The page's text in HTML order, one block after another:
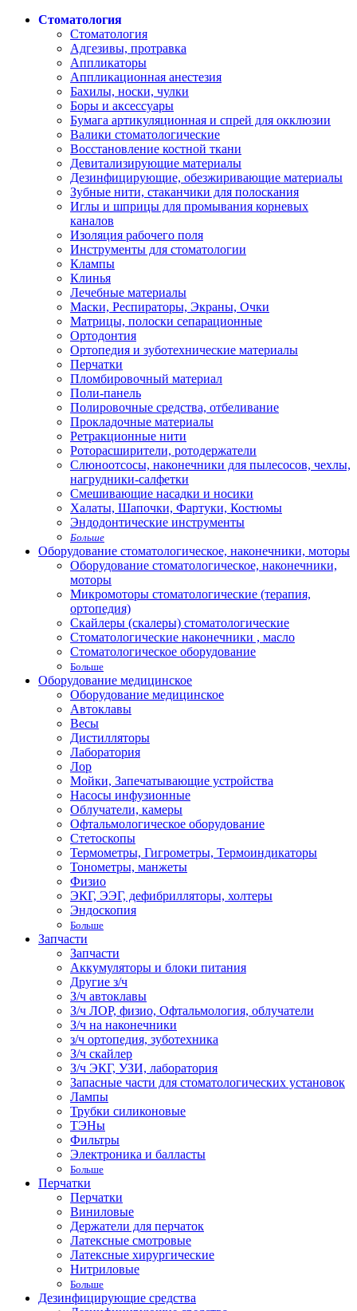
Стоматология
Стоматология
Адгезивы, протравка
Аппликаторы
Аппликационная анестезия
Бахилы, носки, чулки
Боры и аксессуары
Бумага артикуляционная и спрей для окклюзии
Валики стоматологические
Восстановление костной ткани
Девитализирующие материалы
Дезинфицирующие, обезжиривающие материалы
Зубные нити, стаканчики для полоскания
Иглы и шприцы для промывания корневых
каналов
Изоляция рабочего поля
Инструменты для стоматологии
Клампы
Клинья
Лечебные материалы
Маски, Респираторы, Экраны, Очки
Матрицы, полоски сепарационные
Ортодонтия
Ортопедия и зуботехнические материалы
Перчатки
Пломбировочный материал
Поли-панель
Полировочные средства, отбеливание
Прокладочные материалы
Ретракционные нити
Роторасширители, ротодержатели
Слюноотсосы, наконечники для пылесосов, чехлы,
нагрудники-салфетки
Смешивающие насадки и носики
Халаты, Шапочки, Фартуки, Костюмы
Эндодонтические инструменты
Больше
Оборудование стоматологическое, наконечники, моторы
Оборудование стоматологическое, наконечники,
моторы
Микромоторы стоматологические (терапия,
ортопедия)
Скайлеры (скалеры) стоматологические
Стоматологические наконечники , масло
Стоматологическое оборудование
Больше
Оборудование медицинское
Оборудование медицинское
Автоклавы
Весы
Дистилляторы
Лаборатория
Лор
Мойки, Запечатывающие устройства
Насосы инфузионные
Облучатели, камеры
Офтальмологическое оборудование
Стетоскопы
Термометры, Гигрометры, Термоиндикаторы
Тонометры, манжеты
Физио
ЭКГ, ЭЭГ, дефибрилляторы, холтеры
Эндоскопия
Больше
Запчасти
Запчасти
Аккумуляторы и блоки питания
Другие з/ч
З/ч автоклавы
З/ч ЛОР, физио, Офтальмология, облучатели
З/ч на наконечники
з/ч ортопедия, зуботехника
З/ч скайлер
З/ч ЭКГ, УЗИ, лаборатория
Запасные части для стоматологических установок
Лампы
Трубки силиконовые
ТЭНы
Фильтры
Электроника и балласты
Больше
Перчатки
Перчатки
Виниловые
Держатели для перчаток
Латексные смотровые
Латексные хирургические
Нитриловые
Больше
Дезинфицирующие средства